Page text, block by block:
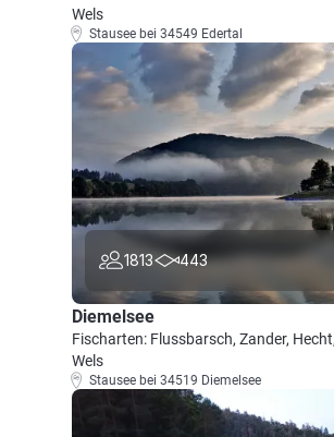
Wels
Stausee bei 34549 Edertal
1813 443
Diemelsee
Fischarten: Flussbarsch, Zander,
Wels
Stausee bei 34519 Diemelsee